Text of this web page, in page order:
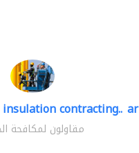
contracting..
مقاولون لمكافحة